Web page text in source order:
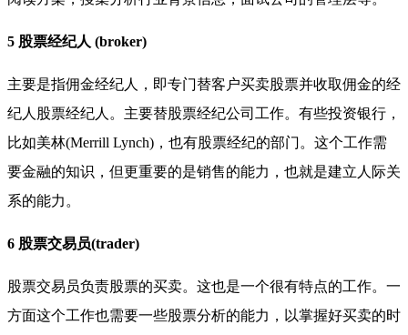
5 股票经纪人 (broker)
主要是指佣金经纪人，即专门替客户买卖股票并收取佣金的经
纪人股票经纪人。主要替股票经纪公司工作。有些投资银行，
比如美林(Merrill Lynch)，也有股票经纪的部门。这个工作需
要金融的知识，但更重要的是销售的能力，也就是建立人际关
系的能力。
6 股票交易员(trader)
股票交易员负责股票的买卖。这也是一个很有特点的工作。一
方面这个工作也需要一些股票分析的能力，以掌握好买卖的时